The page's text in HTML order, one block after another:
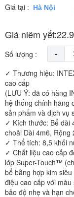
Giá tại :
Giá niêm yết:
Số lượng : -
✓ Thương hiệu:
cao cấp
(LƯU Ý: đã có hàng
hệ thống chính hãng
sản phẩm và dịch vụ
✓ Kích thước: Bể dài
choãi Dài 4m6, Rộng
✓ Thể tích: 8,5 khối
✓ Chất liệu cao cấp
lớp Super-Touch™
bể bằng hợp kim
điệu cao cấp với
bảo độ nhẹ và hạn